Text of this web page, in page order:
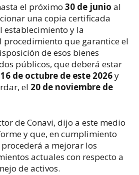
el próximo 30 de junio al
una copia certificada
establecimiento y la
que garantice el
de esos bienes
públicos, que deberá estar
16 de octubre de este 2026y
el 20 de noviembre de
de Conavi, dijo a este medio
y que, en cumplimiento
a mejorar los
actuales con respecto a
de activos.